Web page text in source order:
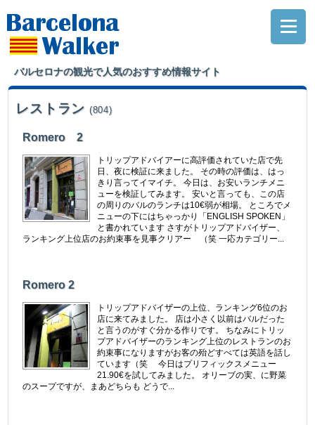
バルセロナの観光で人気のおすすめ情報サイト
レストラン (804)
Romero 2
トリップアドバイアーに高評価されていた店で先
日、夜に検証に来ました。 その時の評価は、はっ
きり言ってイマイチ。 今日は、お安いランチメニ
ューを検証してみます。 安いと言っても、この店
の周りのバルのランチは10€弱が相場。 ところでメ
ニューの下にはちゃっかり「ENGLISH SPOKEN」
と書かれています さすがトリップアドバイザー、
ランキング上位店のお約束事を見事クリアー （笑 一応カテゴリー...
Romero 2
トリップアドバイザーの上位、ランキング6位のお
店に来てみました。 店は小さく以前はバルだった
と言うのがすぐ分かる作りです。 ちなみにトリッ
プアドバイザーのランキング上位のレストランのお
約束事になりますがお客の殆どすべては英語を話し
ています（笑 今日はプリフィックスメニュー
21.90€を試してみました。 オリーブの実、に野菜
のスープですが、まあどちらも どうで...